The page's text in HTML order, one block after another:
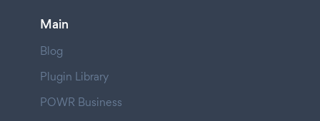
Main
Blog
Plugin Library
POWR Business